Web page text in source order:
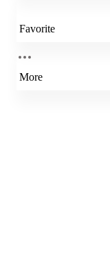
Favorite
More